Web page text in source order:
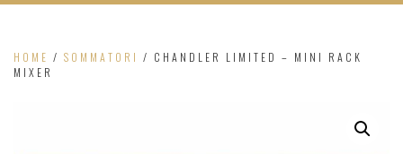
HOME / SOMMATORI / CHANDLER LIMITED – MINI RACK
MIXER